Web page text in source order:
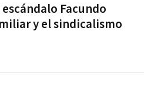
Facundo
y el sindicalismo